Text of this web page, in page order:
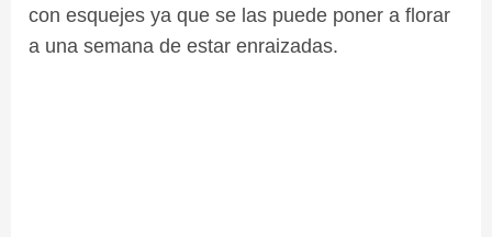
con esquejes ya que se las puede poner a florar
a una semana de estar enraizadas.